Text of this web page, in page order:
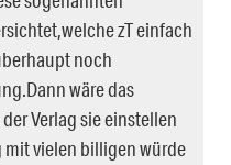
zT einfach
noch
wäre das
Verlag sie einstellen
vielen billigen würde